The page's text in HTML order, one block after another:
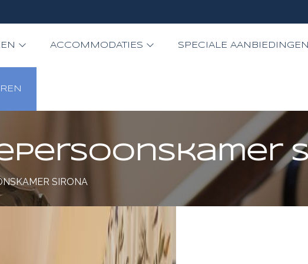
ACCOMMODATIES SPECIALE AANBIEDINGEN
SIRONA